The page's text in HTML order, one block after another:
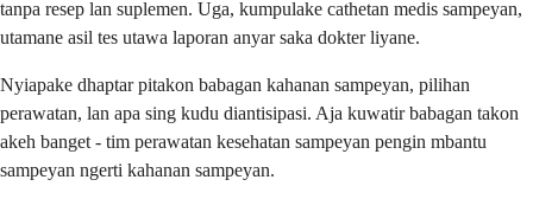
tanpa resep lan suplemen. Uga, kumpulake cathetan medis sampeyan,
utamane asil tes utawa laporan anyar saka dokter liyane.
Nyiapake dhaptar pitakon babagan kahanan sampeyan, pilihan
perawatan, lan apa sing kudu diantisipasi. Aja kuwatir babagan takon
akeh banget - tim perawatan kesehatan sampeyan pengin mbantu
sampeyan ngerti kahanan sampeyan.